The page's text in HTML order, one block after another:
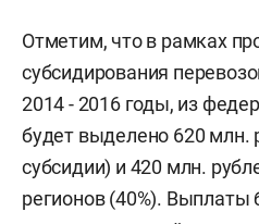
Отметим, что в рамках
субсидирования
2014 - 2016 годы, из
будет выделено 620 млн.
субсидии) и 420 млн.
регионов (40%). Выплаты